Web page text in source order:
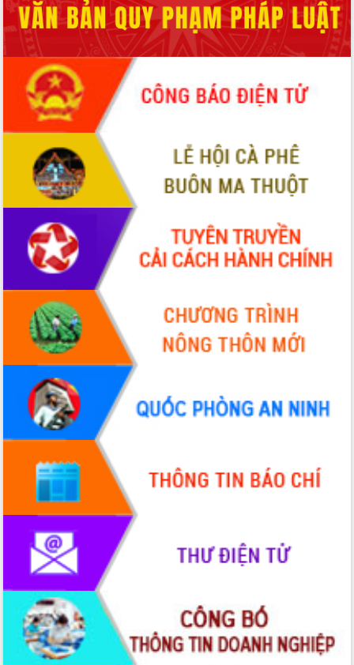
Đắk Lắk sơ kết 4 năm triển khai thực
hiện Đề án 06 của Chính phủ
Họp báo thông tin về Hội nghị Công bố
Quy hoạch và Xúc tiến đầu tư tỉnh Đắk
Lắk
Khơi thông điểm nghẽn, đẩy nhanh
giải ngân vốn khắc phục thiên tai
HĐND tỉnh thông qua điều chỉnh Quy
hoạch tỉnh thời kỳ 2021-2030
Hội thảo góp ý hồ sơ điều chỉnh quy
hoạch tỉnh Đắk Lắk thời kỳ 2021-2030,
tầm nhìn đến năm 2050
Nâng cao hiệu quả hoạt động của các
doanh nghiệp nhà nước
Hội nghị triển khai kết nối mạng
truyền số liệu chuyên dùng phục vụ cơ
quan Đảng, Nhà nước
Lễ phát động chuỗi hoạt động chung
tay làm sạch môi trường
Xã Ea Kar bước chuyển mình trong
công tác cải cách hành chính mô hình
UBND tỉnh họp báo định kỳ tháng 4
năm 2026
Hội thảo khoa học “Giải pháp thúc đẩy
phát triển nền kinh tế xanh tại tỉnh
Đắk Lắk”
Tăng cường giám sát, đôn đốc thực
hiện nhiệm vụ quản lý tài sản công
hàng tuần
Tháo gỡ những vướng mắc, đẩy mạnh
công tác cải cách thủ tục hành chính
tại Trung tâm Phục vụ hành chính
Đắk Lắk: Tôn vinh 46 giải pháp tại Hội
thi Sáng tạo Kỹ thuật 2024 - 2025
Đắk Lắk rà soát, điều chỉnh Đề án 190
về phát triển nuôi trồng thủy sản